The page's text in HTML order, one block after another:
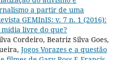
a partir de uma
GEMInIS: v. 7 n. 1 (2016):
mídia livre do que?
Cordeiro, Beatriz Silva Goes,
Jogos Vorazes e a questão